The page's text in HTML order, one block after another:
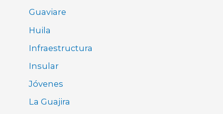
Guaviare
Huila
Infraestructura
Insular
Jóvenes
La Guajira